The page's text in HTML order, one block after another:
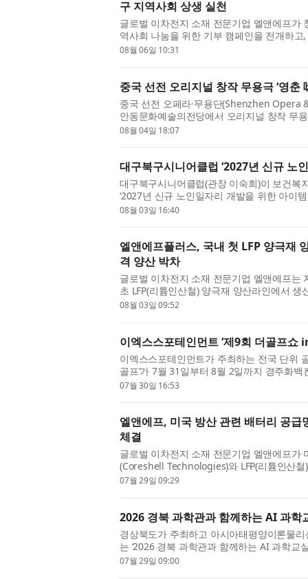
구 지역사회 상생 실천
글로벌 이차전지 소재 전문기업 엘앤에프가
역사회 나눔을 위한 기부 캠페인을 전개하
을 진행했다고 밝혔다. 이번 캠페인은...
08월 06일 10:31
중국 선전 오리지널 창작 무용극 ‘영춘
중국 선전 오페라·무용단(Shenzhen
안동문화예술의전당에서 오리지널 창작 무
했다. 이날 공연은 다이빙(戴兵) 주한...
08월 04일 18:07
대구북구시니어클럽 ‘2027년 신규 노
대구북구시니어클럽(관장 이숙희)이 보건복
‘2027년 신규 노인일자리 개발을 위한 아이
시니어클럽은 지역 특화 노인일자리 아...
08월 03일 16:40
엘앤에프플러스, 국내 첫 LFP 양극재
격 양산 박차
글로벌 이차전지 소재 전문기업 엘앤에프는
초 LFP(리튬인산철) 양극재 양산라인에서
이번 출하 물량은 양산라인의 램프업(R...
08월 03일 09:52
이엑스스포테인먼트 ‘제9회 더골프쇼
이엑스스포테인먼트가 주최하는 전국 단위
골프’가 7월 31일부터 8월 2일까지 경주화
기 불황의 침체 속에서 골프 시장 활...
07월 30일 16:53
엘앤에프, 미국 방산 관련 배터리 공급
체결
글로벌 이차전지 소재 전문기업 엘앤에프가
(Coreshell Technologies)와 LFP(리튬인산
밝혔다. 이번 계약은 미국을 중심으로 배터...
07월 29일 09:29
2026 경북 과학관과 함께하는 AI 과학
경상북도가 주최하고 아시아태평양이론물
는 ‘2026 경북 과학관과 함께하는 AI 과학교
미래과학관에서, 8월 13일(목)부터 1...
07월 29일 09:00